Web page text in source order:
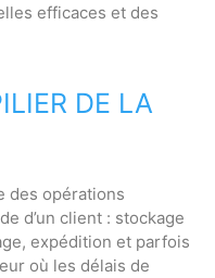
efficaces et des
DE LA
des opérations
d’un client : stockage
expédition et parfois
où les délais de